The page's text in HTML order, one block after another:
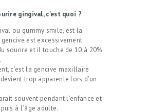
gingival, c’est quoi ?
ou gummy smile, est la
est excessivement
sourire et il touche de 10 à 20%
c’est la gencive maxillaire
trop apparente lors d’un
souvent pendant l’enfance et
à l’âge adulte.